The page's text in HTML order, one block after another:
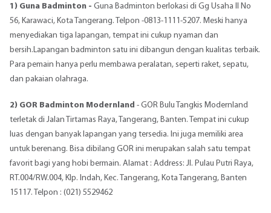
1) Guna Badminton - Guna Badminton berlokasi di Gg Usaha II No
56, Karawaci, Kota Tangerang. Telpon -0813-1111-5207. Meski hanya
menyediakan tiga lapangan, tempat ini cukup nyaman dan
bersih.Lapangan badminton satu ini dibangun dengan kualitas terbaik.
Para pemain hanya perlu membawa peralatan, seperti raket, sepatu,
dan pakaian olahraga.
2) GOR Badminton Modernland - GOR Bulu Tangkis Modernland
terletak di Jalan Tirtamas Raya, Tangerang, Banten. Tempat ini cukup
luas dengan banyak lapangan yang tersedia. Ini juga memiliki area
untuk berenang. Bisa dibilang GOR ini merupakan salah satu tempat
favorit bagi yang hobi bermain. Alamat : Address: Jl. Pulau Putri Raya,
RT.004/RW.004, Klp. Indah, Kec. Tangerang, Kota Tangerang, Banten
15117. Telpon : (021) 5529462